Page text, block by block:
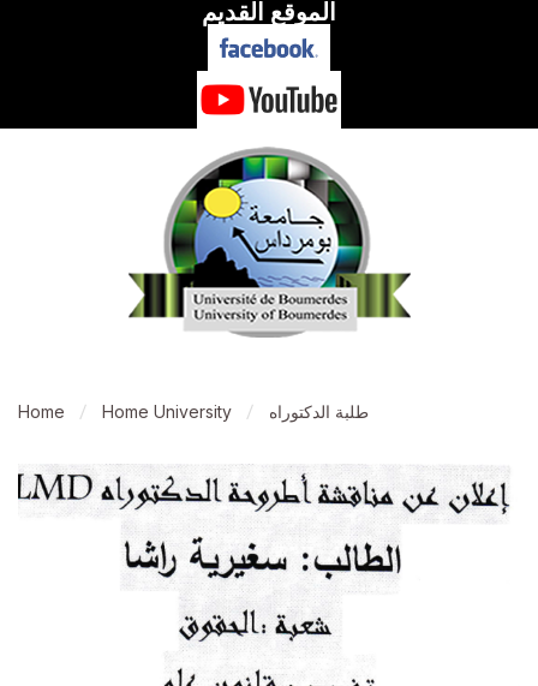
الموقع القديم
Home Home University طلبة الدكتوراه